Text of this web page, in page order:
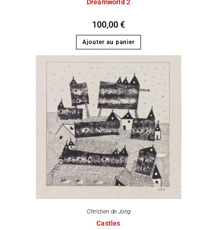
Dreamworld 2
100,00€
Ajouter au panier
Christien de Jong
Castles